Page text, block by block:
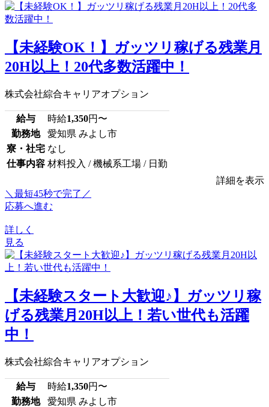
【未経験OK！】ガッツリ稼げる残業月
20H以上！20代多数活躍中！
株式会社綜合キャリアオプション
給与 時給1,350円〜
勤務地
愛知県 みよし市
寮・社宅 なし
仕事内容 材料投入 / 機械系工場 / 日勤
詳細を表示
＼最短45秒で完了／
応募へ進む
詳しく
見る
【未経験スタート大歓迎♪】ガッツリ稼
げる残業月20H以上！若い世代も活躍
中！
株式会社綜合キャリアオプション
給与 時給1,350円〜
勤務地
愛知県 みよし市